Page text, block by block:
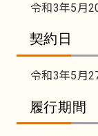
令和3年5月
契約日
令和3年5月
履行期間